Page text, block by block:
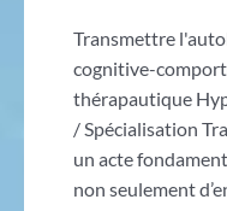
Transmettre
cognitive-
thérapautique
/ Spécialisation
un acte
non seulement